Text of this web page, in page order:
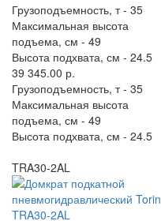
Грузоподъемность, т - 35
Максимальная высота
подъема, см - 49
Высота подхвата, см - 24.5
39 345.00 р.
Грузоподъемность, т - 35
Максимальная высота
подъема, см - 49
Высота подхвата, см - 24.5
TRA30-2AL